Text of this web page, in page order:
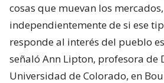
cosas que muevan los mercados,
independientemente de si ese
responde al interés del pueblo
señaló Ann Lipton, profesora de
Universidad de Colorado, en